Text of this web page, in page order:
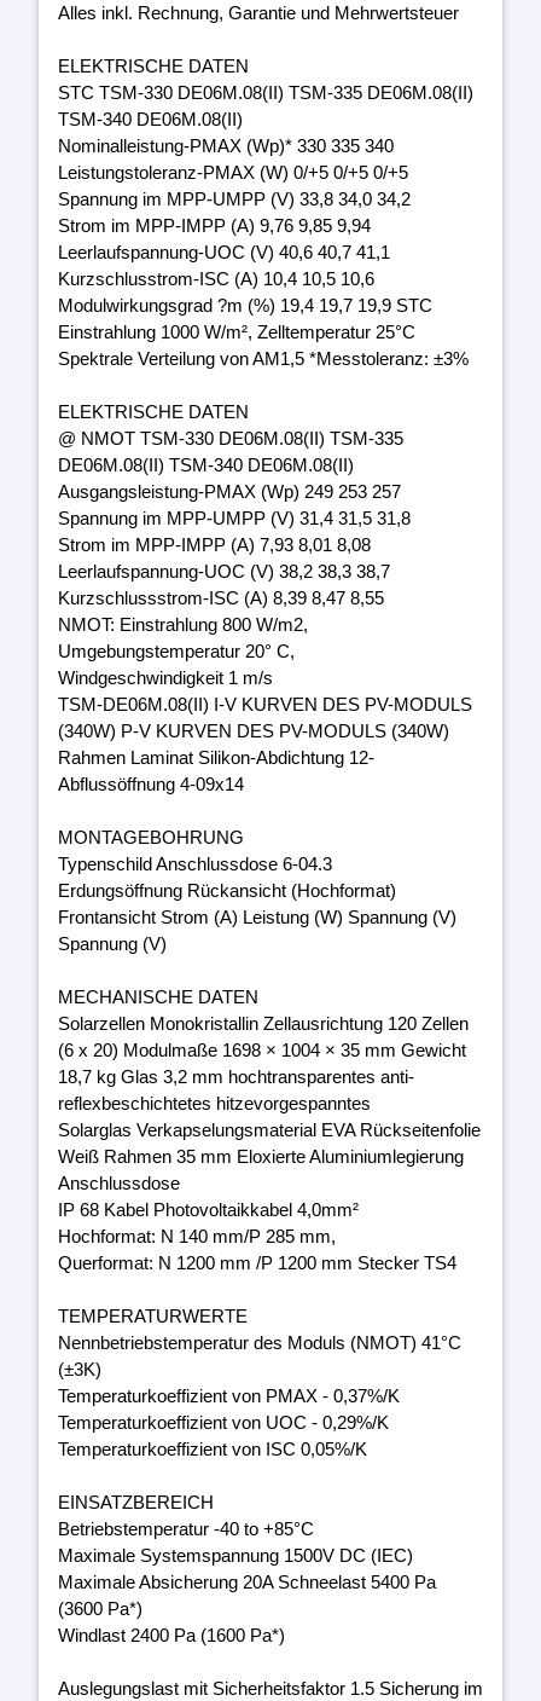
Alles inkl. Rechnung, Garantie und Mehrwertsteuer
ELEKTRISCHE DATEN
STC TSM-330 DE06M.08(II) TSM-335 DE06M.08(II)
TSM-340 DE06M.08(II)
Nominalleistung-PMAX (Wp)* 330 335 340
Leistungstoleranz-PMAX (W) 0/+5 0/+5 0/+5
Spannung im MPP-UMPP (V) 33,8 34,0 34,2
Strom im MPP-IMPP (A) 9,76 9,85 9,94
Leerlaufspannung-UOC (V) 40,6 40,7 41,1
Kurzschlusstrom-ISC (A) 10,4 10,5 10,6
Modulwirkungsgrad ?m (%) 19,4 19,7 19,9 STC
Einstrahlung 1000 W/m², Zelltemperatur 25°C
Spektrale Verteilung von AM1,5 *Messtoleranz: ±3%
ELEKTRISCHE DATEN
@ NMOT TSM-330 DE06M.08(II) TSM-335
DE06M.08(II) TSM-340 DE06M.08(II)
Ausgangsleistung-PMAX (Wp) 249 253 257
Spannung im MPP-UMPP (V) 31,4 31,5 31,8
Strom im MPP-IMPP (A) 7,93 8,01 8,08
Leerlaufspannung-UOC (V) 38,2 38,3 38,7
Kurzschlussstrom-ISC (A) 8,39 8,47 8,55
NMOT: Einstrahlung 800 W/m2,
Umgebungstemperatur 20° C,
Windgeschwindigkeit 1 m/s
TSM-DE06M.08(II) I-V KURVEN DES PV-MODULS
(340W) P-V KURVEN DES PV-MODULS (340W)
Rahmen Laminat Silikon-Abdichtung 12-
Abflussöffnung 4-09x14
MONTAGEBOHRUNG
Typenschild Anschlussdose 6-04.3
Erdungsöffnung Rückansicht (Hochformat)
Frontansicht Strom (A) Leistung (W) Spannung (V)
Spannung (V)
MECHANISCHE DATEN
Solarzellen Monokristallin Zellausrichtung 120 Zellen
(6 x 20) Modulmaße 1698 × 1004 × 35 mm Gewicht
18,7 kg Glas 3,2 mm hochtransparentes anti-
reflexbeschichtetes hitzevorgespanntes
Solarglas Verkapselungsmaterial EVA Rückseitenfolie
Weiß Rahmen 35 mm Eloxierte Aluminiumlegierung
Anschlussdose
IP 68 Kabel Photovoltaikkabel 4,0mm²
Hochformat: N 140 mm/P 285 mm,
Querformat: N 1200 mm /P 1200 mm Stecker TS4
TEMPERATURWERTE
Nennbetriebstemperatur des Moduls (NMOT) 41°C
(±3K)
Temperaturkoeffizient von PMAX - 0,37%/K
Temperaturkoeffizient von UOC - 0,29%/K
Temperaturkoeffizient von ISC 0,05%/K
EINSATZBEREICH
Betriebstemperatur -40 to +85°C
Maximale Systemspannung 1500V DC (IEC)
Maximale Absicherung 20A Schneelast 5400 Pa
(3600 Pa*)
Windlast 2400 Pa (1600 Pa*)
Auslegungslast mit Sicherheitsfaktor 1.5 Sicherung im